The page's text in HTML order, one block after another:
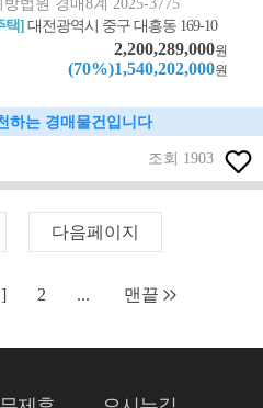
택]대전광역시 중구 대흥동 169-10
2,200,289,000원
(70%)1,540,202,000원
하는 경매물건입니다
조회 1903
다음페이지
2 ... 맨끝